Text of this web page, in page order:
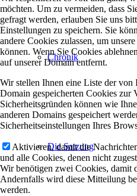
Chronik
Die Satzung
möchten. Um zu vermeiden, dass
gefragt werden, erlauben Sie uns
Einstellungen zu speichern. Sie
andere Cookies zulassen, um
können. Wenn Sie Cookies
auf unserer Domain entfernt.
Wir stellen Ihnen eine Liste der von
Domain gespeicherten Cookies zur
Sicherheitsgründen können wie
anderen Domains gespeichert
Sicherheitseinstellungen Ihres
Aktivieren, damit die
und alle Cookies, denen nicht
Wir benötigen zwei Cookies, damit
Andernfalls wird diese Mitteilung
werden.